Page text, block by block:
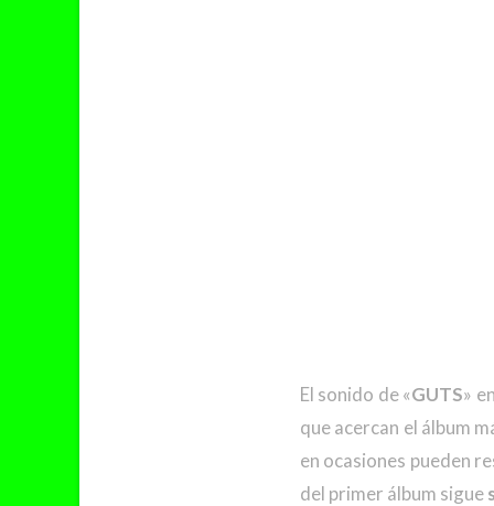
El sonido de «GUTS»
que acercan el álbum
en ocasiones pueden
del primer álbum sigue